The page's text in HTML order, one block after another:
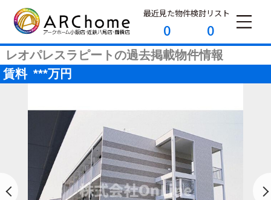
最近見た物件
0
検討リスト
0
レオパレスラピートの過去掲載物件情報
賃料 ***万円